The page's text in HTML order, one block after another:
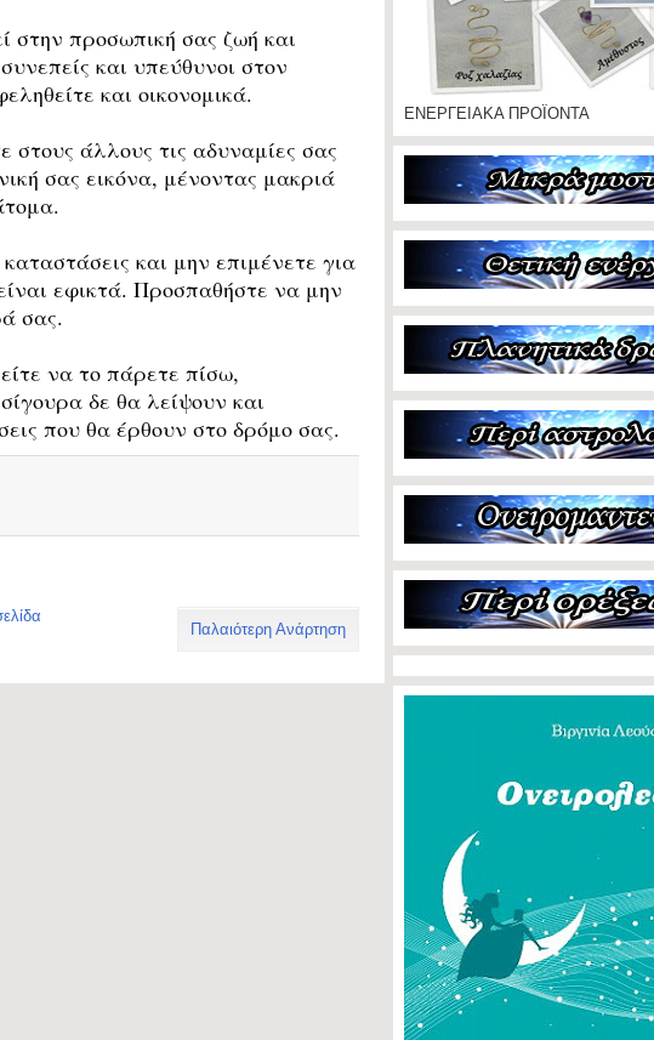
προσωπική σας ζωή και
και υπεύθυνοι στον
και οικονομικά.
άλλους τις αδυναμίες σας
σας εικόνα, μένοντας μακριά
και μην επιμένετε για
εφικτά. Προσπαθήστε να μην
σας.
να το πάρετε πίσω,
δε θα λείψουν και
που θα έρθουν στο δρόμο σας.
Παλαιότερη Ανάρτηση
ΕΝΕΡΓΕΙΑΚΑ ΠΡΟΪΟΝΤΑ